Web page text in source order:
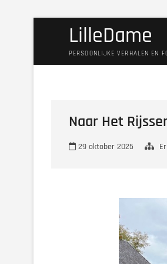
inhoud
LilleDame
PERSOONLIJKE VERHALEN EN
Naar Het
29 oktober 2025